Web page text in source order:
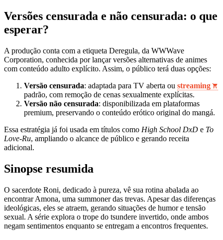
Versões censurada e não censurada: o que
esperar?
A produção conta com a etiqueta Deregula, da WWWave
Corporation, conhecida por lançar versões alternativas de animes
com conteúdo adulto explícito. Assim, o público terá duas opções:
Versão censurada: adaptada para TV aberta ou streaming
padrão, com remoção de cenas sexualmente explícitas.
Versão não censurada: disponibilizada em plataformas
premium, preservando o conteúdo erótico original do mangá.
Essa estratégia já foi usada em títulos como High School DxD e To
Love-Ru, ampliando o alcance de público e gerando receita
adicional.
Sinopse resumida
O sacerdote Roni, dedicado à pureza, vê sua rotina abalada ao
encontrar Amona, uma summoner das trevas. Apesar das diferenças
ideológicas, eles se atraem, gerando situações de humor e tensão
sexual. A série explora o trope do tsundere invertido, onde ambos
negam sentimentos enquanto se entregam a encontros frequentes.